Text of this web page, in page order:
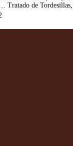
Tratado de